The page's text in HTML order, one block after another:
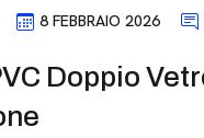
8 FEBBRAIO 2026
Doppio